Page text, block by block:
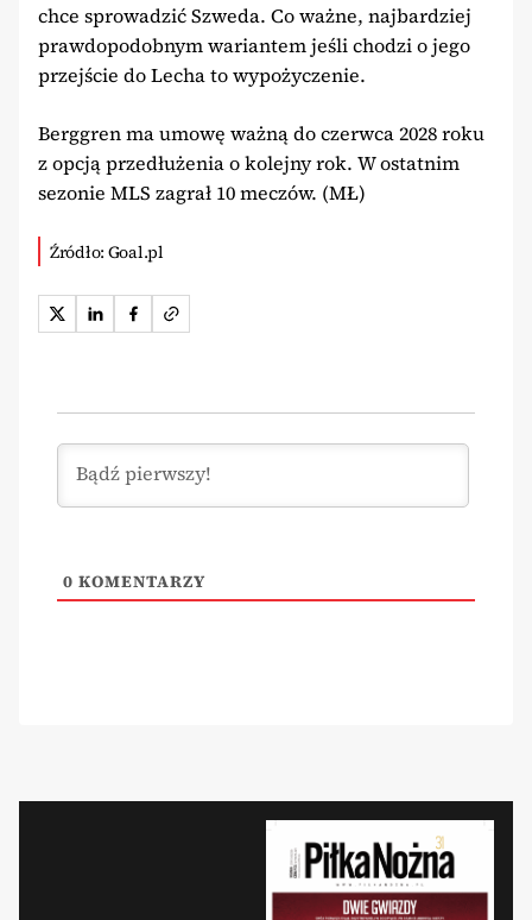
chce sprowadzić Szweda. Co ważne, najbardziej
prawdopodobnym wariantem jeśli chodzi o jego
przejście do Lecha to wypożyczenie.
Berggren ma umowę ważną do czerwca 2028 roku
z opcją przedłużenia o kolejny rok. W ostatnim
sezonie MLS zagrał 10 meczów. (MŁ)
Źródło: Goal.pl
0 KOMENTARZY